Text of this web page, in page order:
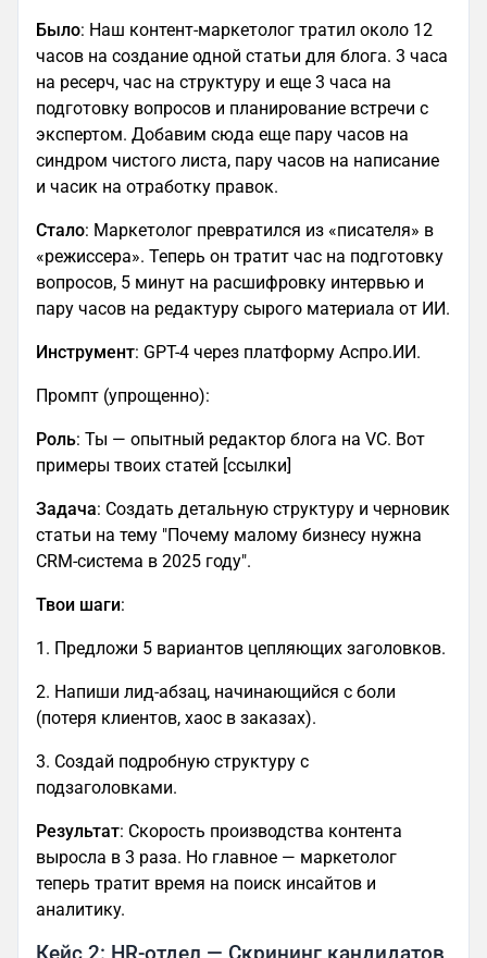
Было: Наш контент-маркетолог тратил около 12
часов на создание одной статьи для блога. 3 часа
на ресерч, час на структуру и еще 3 часа на
подготовку вопросов и планирование встречи с
экспертом. Добавим сюда еще пару часов на
синдром чистого листа, пару часов на написание
и часик на отработку правок.
Стало: Маркетолог превратился из «писателя» в
«режиссера». Теперь он тратит час на подготовку
вопросов, 5 минут на расшифровку интервью и
пару часов на редактуру сырого материала от ИИ.
Инструмент: GPT-4 через платформу Аспро.ИИ.
Промпт (упрощенно):
Роль: Ты — опытный редактор блога на VC. Вот
примеры твоих статей [ссылки]
Задача: Создать детальную структуру и черновик
статьи на тему "Почему малому бизнесу нужна
CRM-система в 2025 году".
Твои шаги:
1. Предложи 5 вариантов цепляющих заголовков.
2. Напиши лид-абзац, начинающийся с боли
(потеря клиентов, хаос в заказах).
3. Создай подробную структуру с
подзаголовками.
Результат: Скорость производства контента
выросла в 3 раза. Но главное — маркетолог
теперь тратит время на поиск инсайтов и
аналитику.